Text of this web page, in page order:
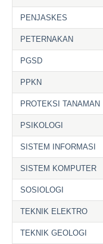
PENJASKES
PETERNAKAN
PGSD
PPKN
PROTEKSI TANAMAN
PSIKOLOGI
SISTEM INFORMASI
SISTEM KOMPUTER
SOSIOLOGI
TEKNIK ELEKTRO
TEKNIK GEOLOGI